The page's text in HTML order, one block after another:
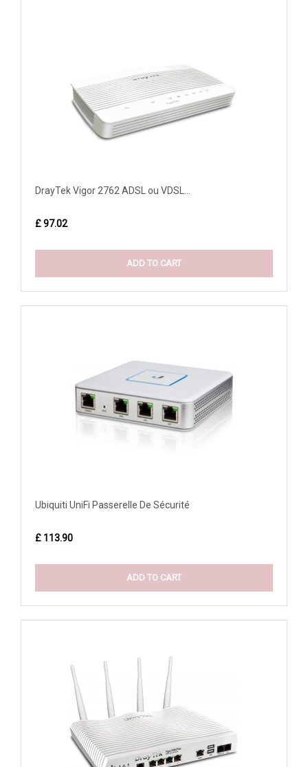
DrayTek Vigor 2762 ADSL ou VDSL...
£ 97.02
ADD TO CART
Ubiquiti UniFi Passerelle De Sécurité
£ 113.90
ADD TO CART